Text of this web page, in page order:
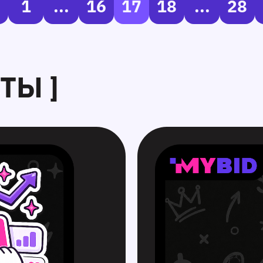
1 ... 16 17 18 ... 28
]